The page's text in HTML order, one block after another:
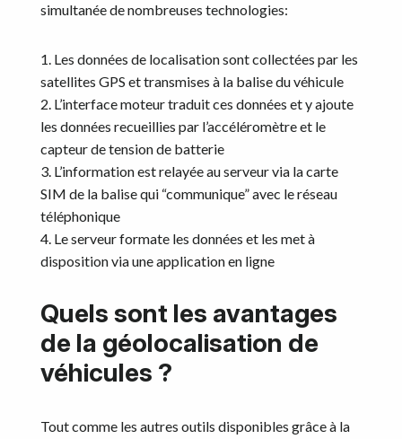
simultanée de nombreuses technologies:
1. Les données de localisation sont collectées par les
satellites GPS et transmises à la balise du véhicule
2. L’interface moteur traduit ces données et y ajoute
les données recueillies par l’accéléromètre et le
capteur de tension de batterie
3. L’information est relayée au serveur via la carte
SIM de la balise qui “communique” avec le réseau
téléphonique
4. Le serveur formate les données et les met à
disposition via une application en ligne
Quels sont les avantages
de la géolocalisation de
véhicules ?
Tout comme les autres outils disponibles grâce à la